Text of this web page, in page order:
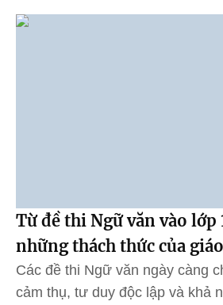
Từ đề thi Ngữ văn vào lớp
những thách thức của
Các đề thi Ngữ văn ngày càng
cảm thụ, tư duy độc lập và khả